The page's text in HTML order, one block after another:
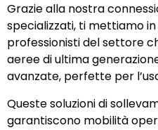
Grazie alla nostra
specializzati, ti mettiamo
professionisti del settore
aeree di ultima
avanzate, perfette per
Queste soluzioni di
garantiscono mobilità